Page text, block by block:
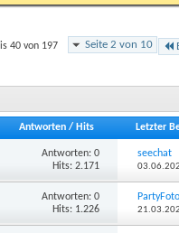
Seite 2 von 10
40 von 197
Antworten / Hits Letzter
Antworten: 0
Hits: 2.171
seechat
Antworten: 0
Hits: 1.226